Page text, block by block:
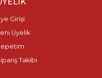
Girişi
Üyelik
Takibi